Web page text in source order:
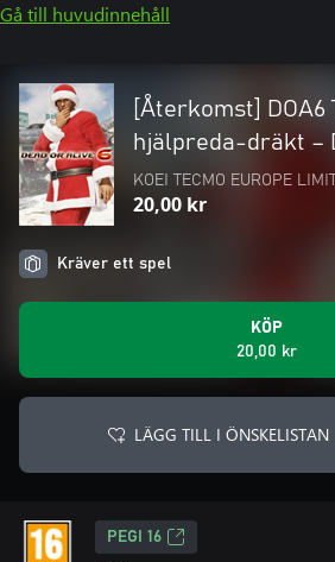
Gå till huvudinnehåll
[Återkomst] DOA6
hjälpreda-dräkt –
KOEI TECMO EUROPE
20,00 kr
Kräver ett spel
KÖP
20,00 kr
LÄGG TILL I ÖNSKELISTAN
PEGI 16